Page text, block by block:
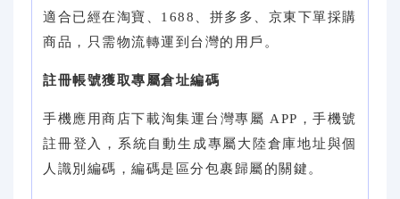
適合已經在淘寶、1688、拼多多、京東下單採購
商品，只需物流轉運到台灣的用戶。
註冊帳號獲取專屬倉址編碼
手機應用商店下載淘集運台灣專屬 APP，手機號
註冊登入，系統自動生成專屬大陸倉庫地址與個
人識別編碼，編碼是區分包裹歸屬的關鍵。